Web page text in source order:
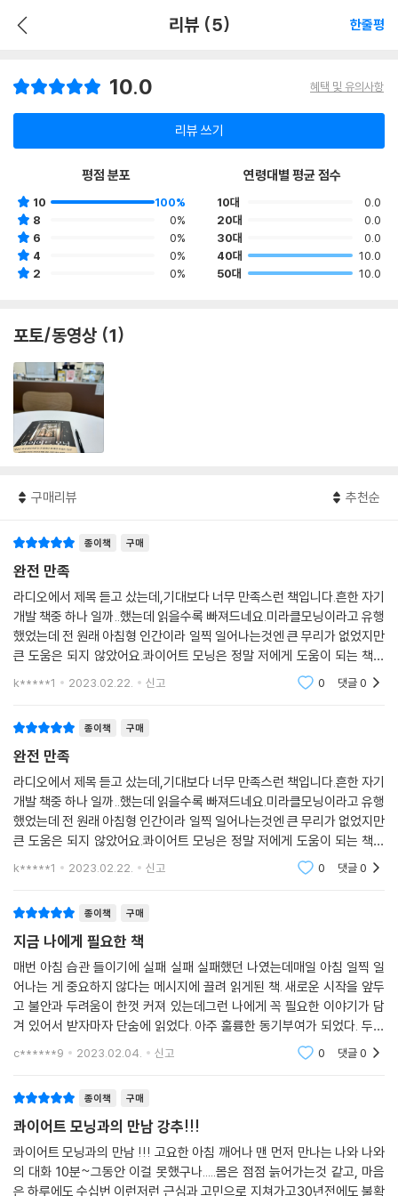
리뷰 (5) 한줄평
10.0 혜택 및 유의사항
리뷰 쓰기
평점 분포
10
100%
8
0%
6
0%
4
0%
2
0%
연령대별 평균 점수
10대
0.0
20대
0.0
30대
0.0
40대
10.0
50대
10.0
포토/동영상 (1)
구매리뷰 추천순
종이책 구매
완전 만족
라디오에서 제목 듣고 샀는데,기대보다 너무 만족스런 책입니다.흔한 자기
개발 책중 하나 일까..했는데 읽을수록 빠져드네요.미라클모닝이라고 유행
했었는데 전 원래 아침형 인간이라 일찍 일어나는것엔 큰 무리가 없었지만
큰 도움은 되지 않았어요.콰이어트 모닝은 정말 저에게 도움이 되는 책이
되었습니다.아침 일찍일어나 차 마시면서 최소 30분이라도 책을 읽으면
k*****1 2023.02.22. 신고 0 댓글0
종이책 구매
완전 만족
라디오에서 제목 듣고 샀는데,기대보다 너무 만족스런 책입니다.흔한 자기
개발 책중 하나 일까..했는데 읽을수록 빠져드네요.미라클모닝이라고 유행
했었는데 전 원래 아침형 인간이라 일찍 일어나는것엔 큰 무리가 없었지만
큰 도움은 되지 않았어요.콰이어트 모닝은 정말 저에게 도움이 되는 책이
되었습니다.아침 일찍일어나 차 마시면서 최소 30분이라도 책을 읽으면
k*****1 2023.02.22. 신고 0 댓글0
종이책 구매
지금 나에게 필요한 책
매번 아침 습관 들이기에 실패 실패 실패했던 나였는데매일 아침 일찍 일
어나는 게 중요하지 않다는 메시지에 끌려 읽게된 책. 새로운 시작을 앞두
고 불안과 두려움이 한껏 커져 있는데그런 나에게 꼭 필요한 이야기가 담
겨 있어서 받자마자 단숨에 읽었다. 아주 훌륭한 동기부여가 되었다. 두고
두고 의지가 약해질 때마다 꺼내보고 싶은 책이다...!하루 10분에서 시작해
c******9 2023.02.04. 신고 0 댓글0
종이책 구매
콰이어트 모닝과의 만남 강추!!!
콰이어트 모닝과의 만남 !!! 고요한 아침 깨어나 맨 먼저 만나는 나와 나와
의 대화 10분~그동안 이걸 못했구나.....몸은 점점 늙어가는것 같고, 마음
은 하루에도 수십번 이런저런 근심과 고민으로 지쳐가고30년전에도 불확